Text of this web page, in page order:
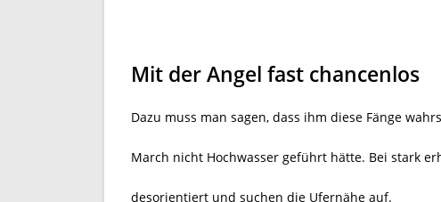
Mit der Angel fast chancenlos
Dazu muss man sagen, dass ihm diese Fänge
March nicht Hochwasser geführt hätte. Bei stark
desorientiert und suchen die Ufernähe auf.